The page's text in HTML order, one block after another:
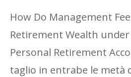
How Do Management
Retirement Wealth under
Personal Retirement
taglio in entrabe le metà